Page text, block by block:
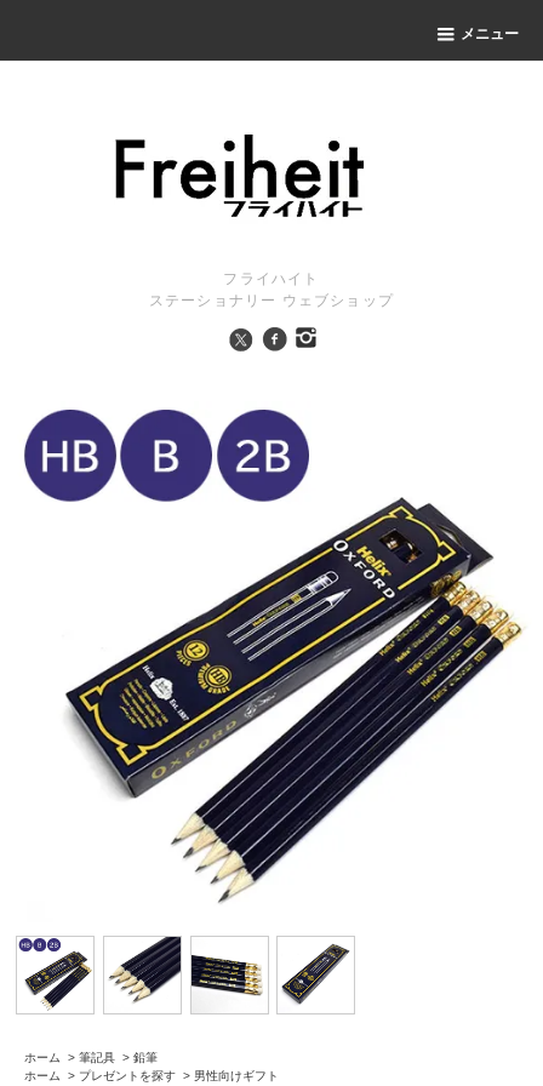
メニュー
フライハイト
ステーショナリー ウェブショップ
ホーム > 筆記具 > 鉛筆
ホーム
> プレゼントを探す > 男性向けギフト